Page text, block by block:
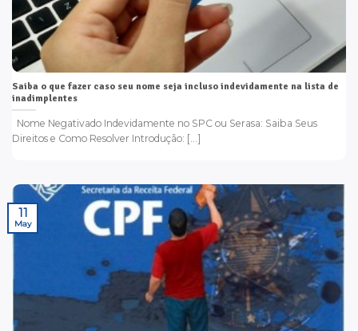
Saiba o que fazer caso seu nome seja incluso indevidamente na lista de
inadimplentes
Nome Negativado Indevidamente no SPC ou Serasa: Saiba Seus
Direitos e Como Resolver Introdução: [...]
11
May